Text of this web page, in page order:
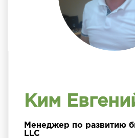
Ким
Менеджер по развитию
LLC